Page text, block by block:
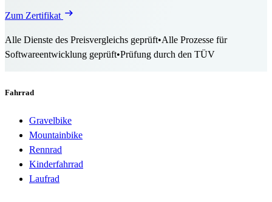
Zum Zertifikat
Alle Dienste des Preisvergleichs geprüft•Alle Prozesse für
Softwareentwicklung geprüft•Prüfung durch den TÜV
Fahrrad
Gravelbike
Mountainbike
Rennrad
Kinderfahrrad
Laufrad